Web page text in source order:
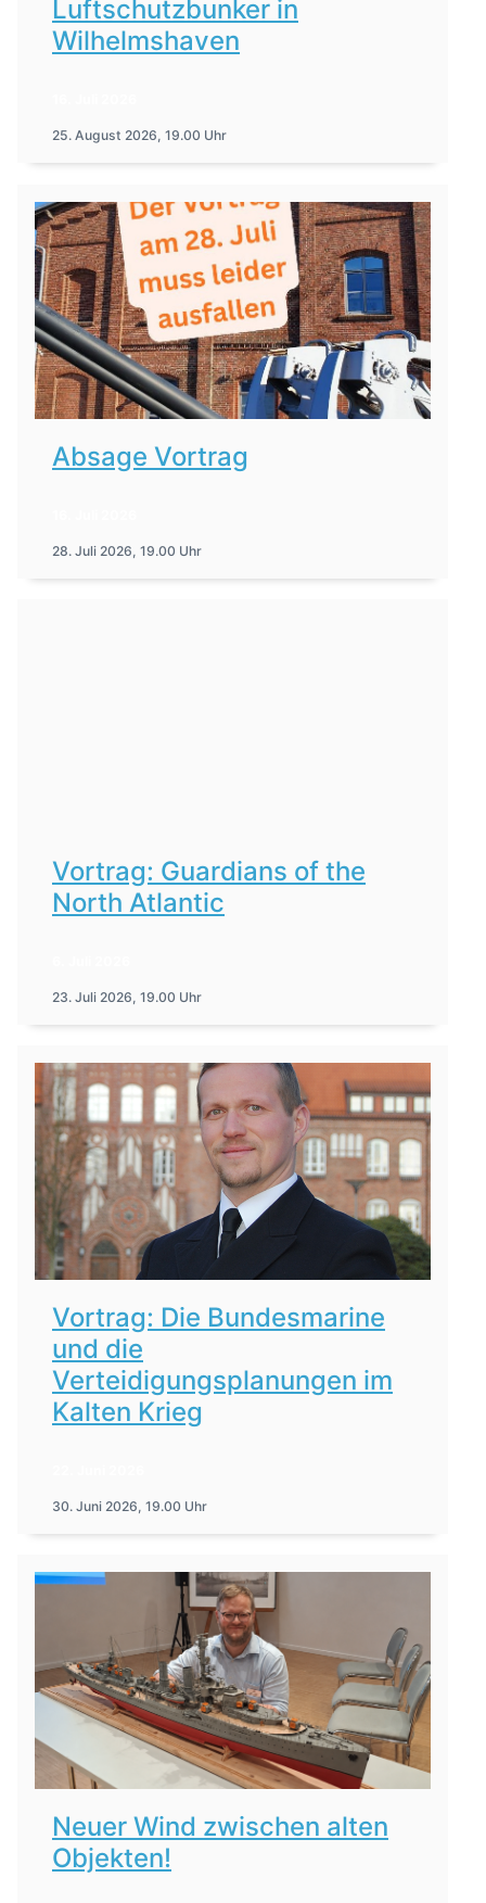
Luftschutzbunker in
Wilhelmshaven
25. August 2026, 19.00 Uhr
Absage Vortrag
28. Juli 2026, 19.00 Uhr
Vortrag: Guardians of the
North Atlantic
23. Juli 2026, 19.00 Uhr
Vortrag: Die Bundesmarine
und die
Verteidigungsplanungen im
Kalten Krieg
30. Juni 2026, 19.00 Uhr
Neuer Wind zwischen alten
Objekten!